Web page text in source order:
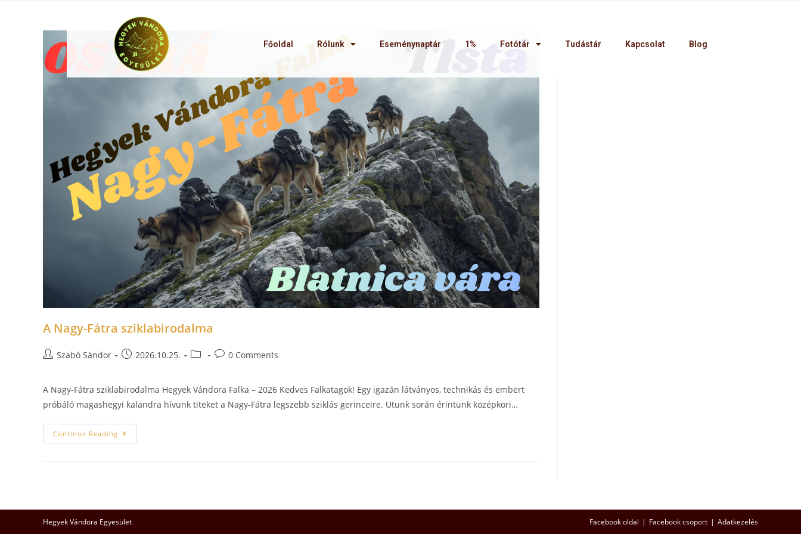
Főoldal Rólunk Eseménynaptár 1% Fotótár Tudástár Kapcsolat Blog
A Nagy-Fátra sziklabirodalma
Szabó Sándor 2026.10.25. 0 Comments
A Nagy-Fátra sziklabirodalma Hegyek Vándora Falka – 2026 Kedves Falkatagok! Egy igazán látványos, technikás és embert
próbáló magashegyi kalandra hívunk titeket a Nagy-Fátra legszebb sziklás gerinceire. Utunk során érintünk középkori…
Continue Reading
Facebook oldal Facebook csoport Adatkezelés
Hegyek Vándora Egyesület